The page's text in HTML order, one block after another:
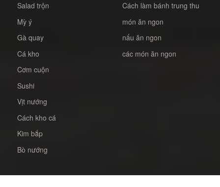
Salad trộn
Mỳ ý
Gà quay
Cá kho
Cơm cuộn
Sushi
Vịt nướng
Cách kho cá
Kim bắp
Bò nướng
Cách làm bánh trung thu
món ăn ngon
nấu ăn ngon
các món ăn ngon